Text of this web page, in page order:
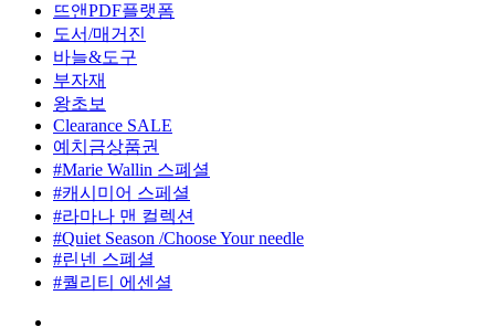
뜨앤PDF플랫폼
도서/매거진
바늘&도구
부자재
왕초보
Clearance SALE
예치금상품권
#Marie Wallin 스폐셜
#캐시미어 스페셜
#라마나 맨 컬렉션
#Quiet Season /Choose Your needle
#린넨 스폐셜
#퀄리티 에센셜